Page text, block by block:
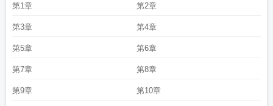
险收益模型
风险收益分析风险收益公式
意思
风险收益率的类型 风险收益不可能三角
第1章 第2章
第3章 第4章
第5章 第6章
第7章 第8章
第9章 第10章